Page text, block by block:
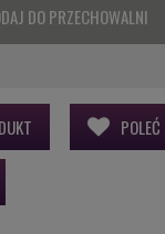
DO PRZECHOWALNI